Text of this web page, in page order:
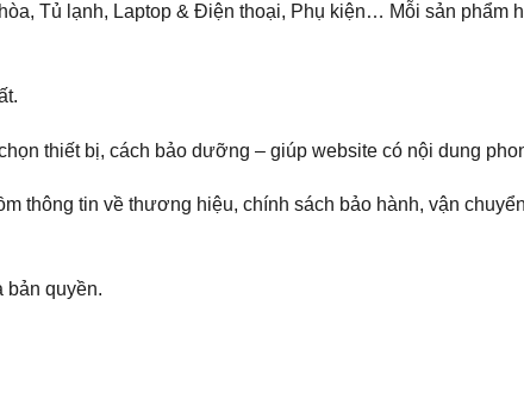
Tủ lạnh, Laptop & Điện thoại, Phụ kiện… Mỗi sản phẩm
thiết bị, cách bảo dưỡng – giúp website có nội dung
thông tin về thương hiệu, chính sách bảo hành, vận
bản quyền.